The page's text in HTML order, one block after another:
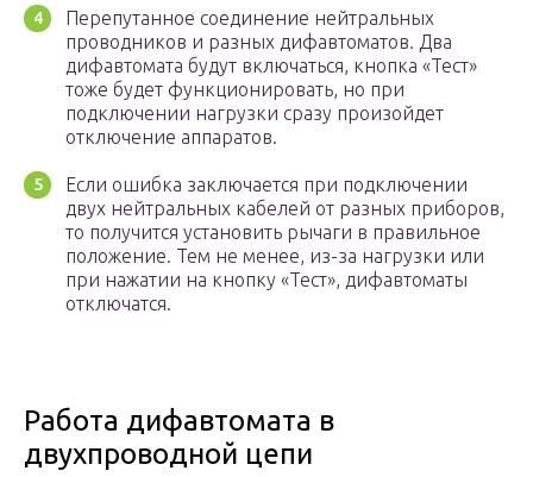
Перепутанное соединение нейтральных
проводников и разных дифавтоматов. Два
дифавтомата будут включаться, кнопка «Тест»
тоже будет функционировать, но при
подключении нагрузки сразу произойдет
отключение аппаратов.
Если ошибка заключается при подключении
двух нейтральных кабелей от разных приборов,
то получится установить рычаги в правильное
положение. Тем не менее, из-за нагрузки или
при нажатии на кнопку «Тест», дифавтоматы
отключатся.
Работа дифавтомата в
двухпроводной цепи